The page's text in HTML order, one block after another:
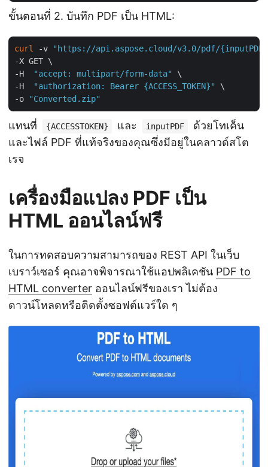
ขั้นตอนที่ 2. บันทึก PDF เป็น HTML:
curl -v
"https://api.aspose.cloud/v3.0/pdf/{inputPDF}/
-X GET \
-H
"accept: multipart/form-data"
\
-H
"authorization: Bearer {ACCESS_TOKEN}"
\
-o
"Converted.zip"
แทนที่ {ACCESSTOKEN} และ inputPDF
ด้วยโทเค็น
และไฟล์ PDF ที่แท้จริงของคุณซึ่งมีอยู่ในคลาวด์สโต
เรจ
เครื่องมือแปลง PDF เป็น
HTML ออนไลน์ฟรี
ในการทดสอบความสามารถของ REST API ในเว็บ
เบราว์เซอร์ คุณอาจพิจารณาใช้แอปพลิเคชัน PDF to
HTML converter ออนไลน์ฟรีของเรา ไม่ต้อง
ดาวน์โหลดหรือติดตั้งซอฟต์แวร์ใด ๆ